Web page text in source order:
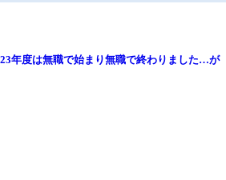
年度は無職で始まり無職で終わりました…が